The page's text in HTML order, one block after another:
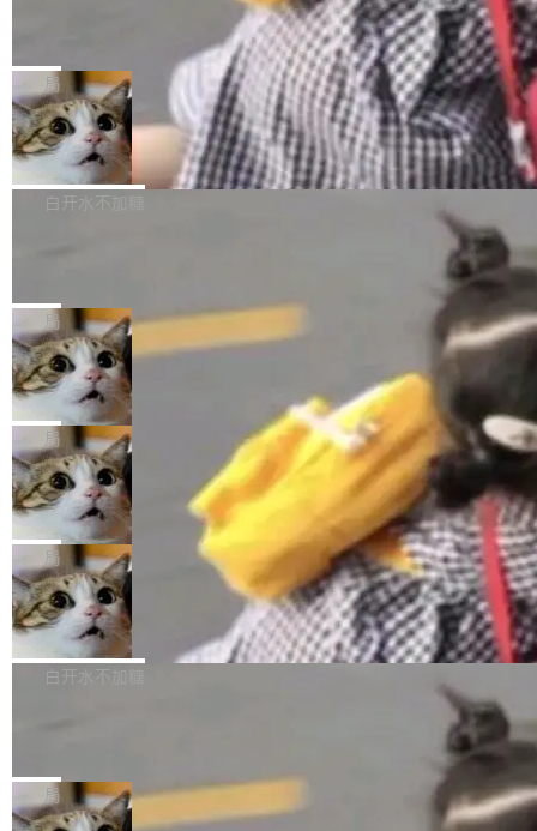
录全贴了出来。 他发错人了 苹果外部律师 Gabr
iel Gross 来自 Weil 律所，2 月 23 日下午 5:53
给 OpenAI 总法律顾问 Che Chang 发了封邮
件，附了一封长信，要求 OpenAI 配合调查前苹
果员工带走机密信...
这是目前市面上唯一支持平板接入WorkBuddy P
C版的产品，搭载“人机双写”重磅功能——你写
你的，AI写AI的，同屏协作互不干扰。一句话让
AI帮你干活，现在开启全新体验！ 温馨提示：
体验WorkBuddy鸿蒙PC版前，请将 HUAWEI M
atePad Edge 升级至 HarmonyOS 6.1.0.135S
P9 patch03及以上版本。 *升级路径：设置 > 搜
FFmpeg 9.0 发布：代号“Lei”，以此纪
全球知名开源多媒体框架 FFmpeg 今天正式发
布了 9.0 版本。这个版本除了带来新一代音视频
处理能力和硬件加速支持之外，还有一个特殊之
处：FFmpeg 9.0 的代号是“Lei”。 这个名字，
来自中国开发者雷霄骅（Lei Xiaohua）。 对于
很多中国音视频开发者而言，这个名字并不陌
“启蒙老师”。 而今年，恰好是雷霄骅离世十周
年。FFmpeg 社区最终选择用一个大版本的名
字，留下了这份纪念。 雷霄骅曾是中国传媒大学
数字电视技术方向的博士生，长期从事视频、音
频技...
局
亚马逊成本失控：AI 写代码烧掉 1215
万元，超预算 860%
外媒近日曝光了亚马逊的多份内部报告显示，AI
导致公司在多个项目上超支。《金融时报》报道
编写程序，目标是完成电商平台作者信息与商品
列表的数据匹配 —— 一项常规的数据处理任
务，最终却产生了 180 万美元的账单，实际支出
超出原定预算 860%。 更令人意外的是，该项目
最终并未成功落地，而高额算力消耗持续运行长
达 5 个月，公司直到财务对账时才察觉异常。这
意味着一个无人看管的 AI 程序，在近半年时间
里日夜不停地"烧钱"。 复盘显示，...
白开水不加糖
e CEO Clément Delangue 在 CNBC 的采访里
没有拐弯抹角。他说中国正在赢得 AI 竞赛，而
且按目前的速度，中国 AI 工具预计在今年底或
2027 年就能追上美国前沿实验室的水平。 Dela
ngue 把原因归结为一件事：开放协作。中国的
AI 开发者在一个共享和协作的生态里加速迭代，
而美国模型厂商在"闭门造车"。他的原话是 "buil
ding in silos"——各自为战，互不通气。 这个判
断从他嘴里说出来分量不同。Hugging Face 是
全球最大的开源 AI 平台，上面跑着上百万个模
型。谁在开源赛道上领先，...
局
当 AI agent 把源码变成了最好的扩展系
统，开发者工具必须开源
五年前，David Crawshaw 问过很多软件工程师
一个问题：你写过什么给自己用的程序？答案几
乎都是没有。工程师们整天用别人写的程序写程
序给别人用。偶尔有人自己写个博客系统、智能
家居控制、家庭实验室，都算稀奇事。 Crawsh
aw 是 Shelley 的作者，一个开源 AI coding age
nt。他最近在博客上写了一篇文章，核心论点很
简单：开发者工具必须开源。 理由不是传统的自
由软件情怀，而是一个跟 AI agent 直接相关的
技术判断。 两行 prompt 就能个性化任何软件 C
局
DeepSeek Harness 宣布内测邀请，全
网最大规模开源 Agent 路演现场诞生
一条内测招募帖，发出去的时候大概没人想到它
会变成一场开源 Agent 生态的路演。 8月1日，
DeepSeek Harness 团队负责人崔添翼（tiany
i）在 X 上发帖： 「如果你是 Agent Harness 相
关开源项目的开发者，希望参加 DeepSeek Har
ness 的内测，可以回复或私信联系我。请附上
Harness 负责把能力落到真实环境中——调用工
具、读写文件、管理上下文、处理错误、完成闭
局
商汤 SenseNova U1.5-Lite-Preview
开源
商汤科技宣布面向社区开源轻量级统一多模态模
型的预览版本 SenseNova U1.5-Lite-Preview。
理解、推理、生成与编辑，还仅以 8B-MoT 的轻
量大小，将能力推进到4K、更精细的真实质感、
白开水不加糖
nap。这次是 hwctl——一个用来检查 Ubuntu
硬件认证状态的命令行工具。 Canonical 工程师
局